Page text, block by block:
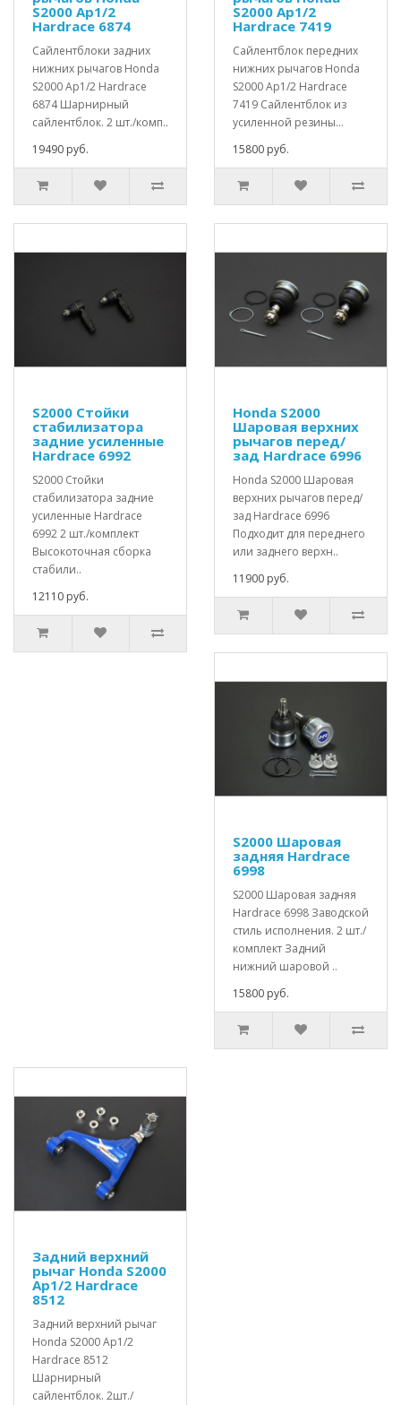
S2000 Ap1/2
Hardrace 6874
Сайлентблоки задних
нижних рычагов Honda
S2000 Ap1/2 Hardrace
6874 Шарнирный
сайлентблок. 2 шт./комп..
19490 руб.
S2000 Ap1/2
Hardrace 7419
Сайлентблок передних
нижних рычагов Honda
S2000 Ap1/2 Hardrace
7419 Сайлентблок из
усиленной резины...
15800 руб.
S2000 Стойки
стабилизатора
задние усиленные
Hardrace 6992
S2000 Стойки
стабилизатора задние
усиленные Hardrace
6992 2 шт./комплект
Высокоточная сборка
стабили..
12110 руб.
Honda S2000
Шаровая верхних
рычагов перед/
зад Hardrace 6996
Honda S2000 Шаровая
верхних рычагов перед/
зад Hardrace 6996
Подходит для переднего
или заднего верхн..
11900 руб.
S2000 Шаровая
задняя Hardrace
6998
S2000 Шаровая задняя
Hardrace 6998 Заводской
стиль исполнения. 2 шт./
комплект Задний
нижний шаровой ..
15800 руб.
Задний верхний
рычаг Honda S2000
Ap1/2 Hardrace
8512
Задний верхний рычаг
Honda S2000 Ap1/2
Hardrace 8512
Шарнирный
сайлентблок. 2шт./